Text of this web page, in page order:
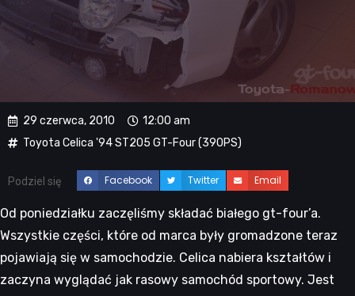
29 czerwca, 2010
12:00 am
Toyota Celica '94 ST205 GT-Four (390PS)
Podziel się Facebook Twitter Email
Od poniedziałku zaczęliśmy składać białego gt-four’a.
Wszystkie części, które od marca były gromadzone teraz
pojawiają się w samochodzie. Celica nabiera kształtów i
zaczyna wyglądać jak rasowy samochód sportowy. Jest